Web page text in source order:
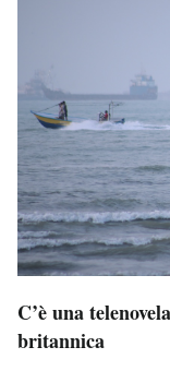
C’è una
britannica